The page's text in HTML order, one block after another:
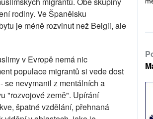
rodiny. Ve Španělsku
je méně rozvinut než Belgii, ale
v Evropě nemá nic
populace migrantů si vede dost
se nevymanil z mentálních a
"rozvojové země". Upírání
špatné vzdělání, přehnaná